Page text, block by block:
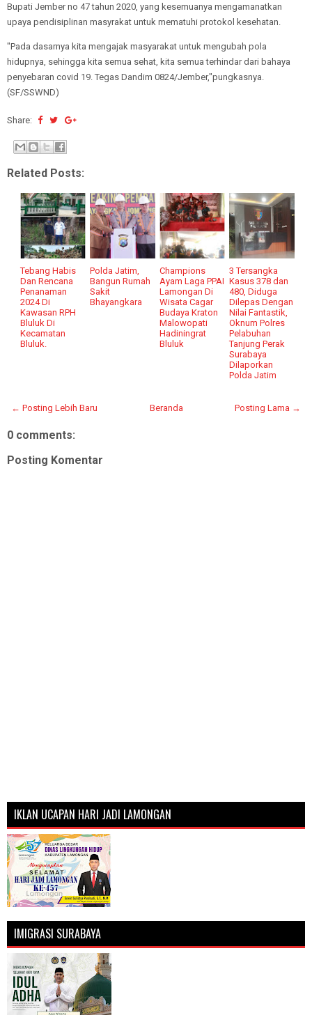
Bupati Jember no 47 tahun 2020, yang kesemuanya mengamanatkan
upaya pendisiplinan masyrakat untuk mematuhi protokol kesehatan.
"Pada dasarnya kita mengajak masyarakat untuk mengubah pola
hidupnya, sehingga kita semua sehat, kita semua terhindar dari bahaya
penyebaran covid 19. Tegas Dandim 0824/Jember,"pungkasnya.
(SF/SSWND)
Share:
Related Posts:
Tebang Habis
Dan Rencana
Penanaman
2024 Di
Kawasan RPH
Bluluk Di
Kecamatan
Bluluk.
Polda Jatim,
Bangun Rumah
Sakit
Bhayangkara
Champions
Ayam Laga PPAI
Lamongan Di
Wisata Cagar
Budaya Kraton
Malowopati
Hadiningrat
Bluluk
3 Tersangka
Kasus 378 dan
480, Diduga
Dilepas Dengan
Nilai Fantastik,
Oknum Polres
Pelabuhan
Tanjung Perak
Surabaya
Dilaporkan
Polda Jatim
← Posting Lebih Baru Posting Lama →
Beranda
0 comments:
Posting Komentar
IKLAN UCAPAN HARI JADI LAMONGAN
IMIGRASI SURABAYA